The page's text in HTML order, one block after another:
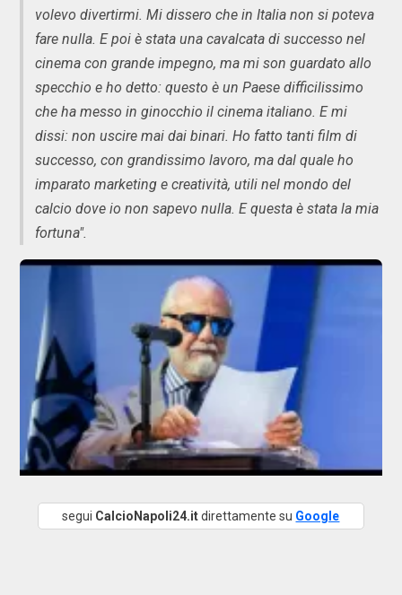
volevo divertirmi. Mi dissero che in Italia non si poteva
fare nulla. E poi è stata una cavalcata di successo nel
cinema con grande impegno, ma mi son guardato allo
specchio e ho detto: questo è un Paese difficilissimo
che ha messo in ginocchio il cinema italiano. E mi
dissi: non uscire mai dai binari. Ho fatto tanti film di
successo, con grandissimo lavoro, ma dal quale ho
imparato marketing e creatività, utili nel mondo del
calcio dove io non sapevo nulla. E questa è stata la mia
fortuna".
segui CalcioNapoli24.itdirettamente su Google